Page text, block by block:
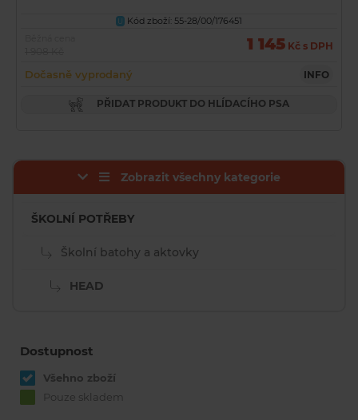
U
Kód zboží: 55-28/00/176451
1 145 Kč s DPH
Dočasně vyprodaný INFO
PŘIDAT PRODUKT DO HLÍDACÍHO PSA
Zobrazit všechny kategorie
ŠKOLNÍ POTŘEBY
Školní batohy a aktovky
HEAD
Dostupnost
Všehno zboží
Pouze skladem